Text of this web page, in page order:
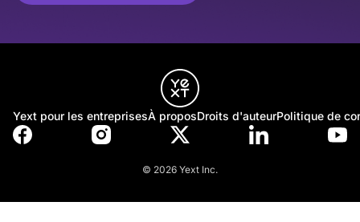
Yext pour les entreprisesÀ proposDroits d'auteurPolitique de
© 2026 Yext Inc.